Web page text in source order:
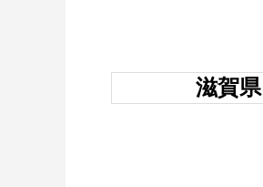
滋賀